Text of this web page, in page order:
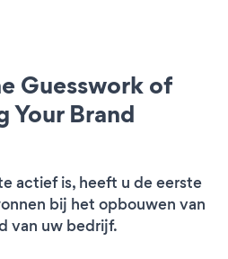
Guesswork of
Your Brand
actief is, heeft u de eerste
bij het opbouwen van
van uw bedrijf.